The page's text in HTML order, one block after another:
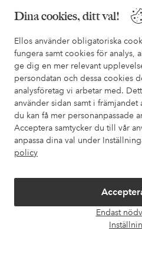
Dina cookies, ditt val!
Ellos använder obligatoriska
fungera samt cookies för analys,
ge dig en mer relevant
persondatan och dessa cookies
analysföretag vi arbetar med.
använder sidan samt i främjandet
du kan få mer personanpassade
Acceptera samtycker du till vår
anpassa dina val under
policy
Endast
I vår FAQ hittar du svaren på de
också information om hur du
Kundservice
Mina sidor
Om Ellos
Villkor